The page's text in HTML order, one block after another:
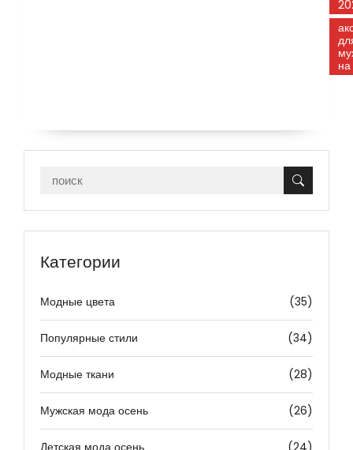
Категории
Модные цвета (35)
Популярные стили (34)
Модные ткани (28)
Мужская мода осень (26)
Детская мода осень (24)